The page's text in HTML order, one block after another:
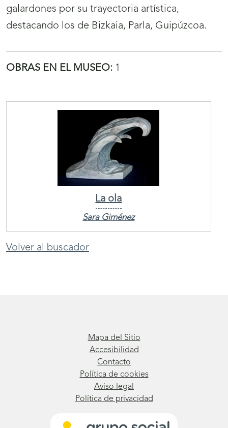
galardones por su trayectoria artística,
destacando los de Bizkaia, Parla, Guipúzcoa.
OBRAS EN EL MUSEO: 1
La ola
Sara Giménez
Volver al buscador
Mapa del Sitio
Accesibilidad
Contacto
Política de cookies
Aviso legal
Política de privacidad